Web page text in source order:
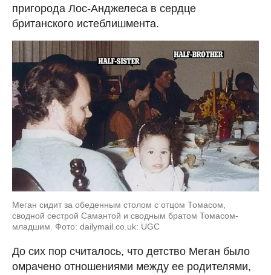
пригорода Лос-Анджелеса в сердце
британского истеблишмента.
Меган сидит за обеденным столом с отцом Томасом,
сводной сестрой Самантой и сводным братом Томасом-
младшим. Фото: dailymail.co.uk: UGC
До сих пор считалось, что детство Меган было
омрачено отношениями между ее родителями,